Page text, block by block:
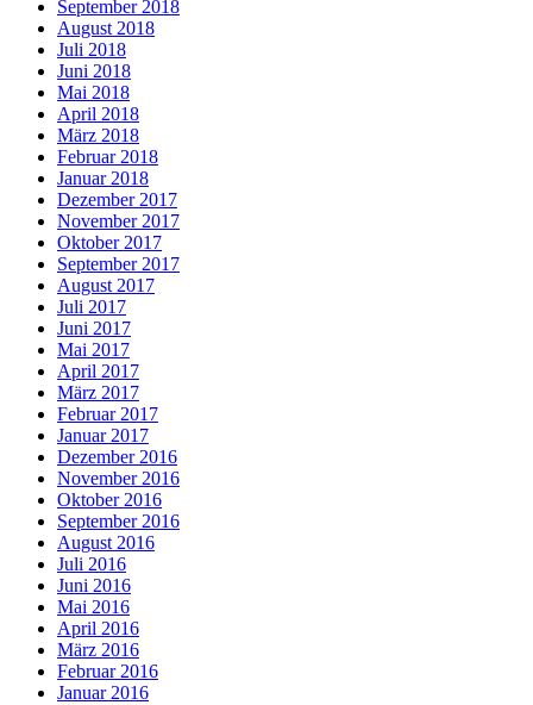
September 2018
August 2018
Juli 2018
Juni 2018
Mai 2018
April 2018
März 2018
Februar 2018
Januar 2018
Dezember 2017
November 2017
Oktober 2017
September 2017
August 2017
Juli 2017
Juni 2017
Mai 2017
April 2017
März 2017
Februar 2017
Januar 2017
Dezember 2016
November 2016
Oktober 2016
September 2016
August 2016
Juli 2016
Juni 2016
Mai 2016
April 2016
März 2016
Februar 2016
Januar 2016